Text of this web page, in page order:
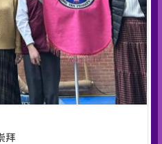
拜